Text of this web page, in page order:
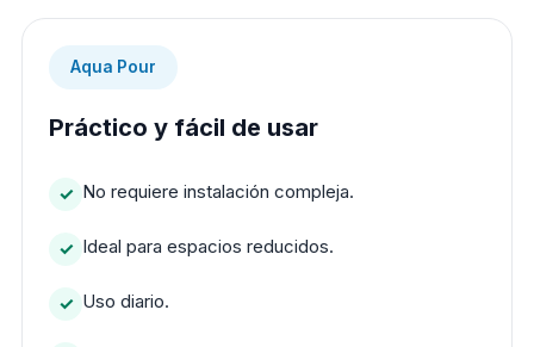
Aqua Pour
Práctico y fácil de usar
No requiere instalación compleja.
Ideal para espacios reducidos.
Uso diario.